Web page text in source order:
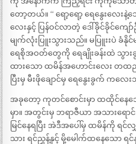
တော့တယ်။ “ ရော့ရော့ ရေနွေးလေး
လေးနှင့် ပြန်ဝင်လာတဲ့ ဒေါ်ခိုင်ခိုင်က
မျက်လုံးပြူးသွားသည်။ မပြူးးပဲ ခံနို
ရေစိုအဝတ်တွေကို ရေချိုးခန်းထဲ သွားခ
ထားသော ထမိန်အဟောင်းလေး တထ
ပြီးမှ မီးဖိုချောင်မှ ရေနွေးခွက် ကလ
အခုတော့ ကုတင်စောင်းမှာ ထထိုင်နေသ
မှာ။ အတွင်းမှ ဘရာဇီယာ အသားရောင်
မြင်နေရပြီး အဲဒီအပေါ်မှ ထမိန်ကို ရင်
သား ရင်ညွှန့်နှင့် မို့မေါက်ထနေသော ရ